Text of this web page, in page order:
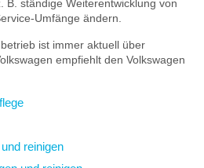
B. ständige Weiterentwicklung von
Umfänge ändern.
ist immer aktuell über
empfiehlt den Volkswagen
reinigen